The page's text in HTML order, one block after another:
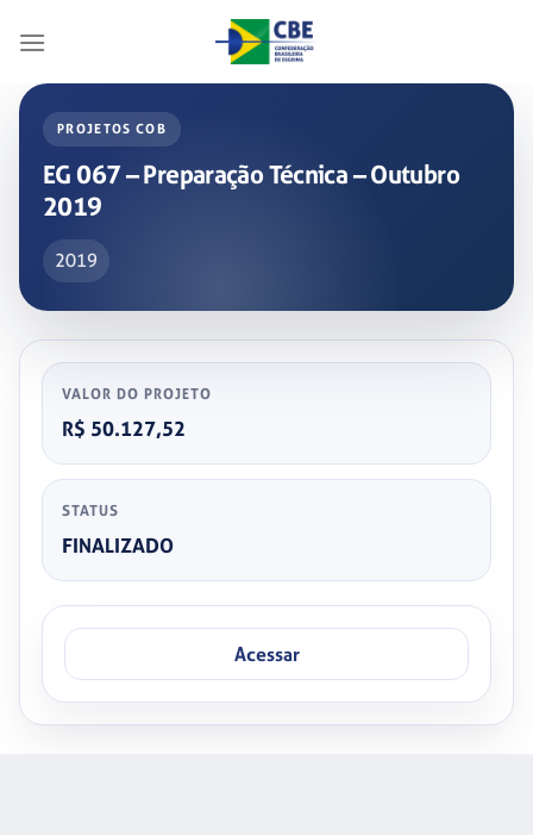
PROJETOS COB
EG 067 – Preparação Técnica – Outubro
2019
2019
VALOR DO PROJETO
R$ 50.127,52
STATUS
FINALIZADO
Acessar